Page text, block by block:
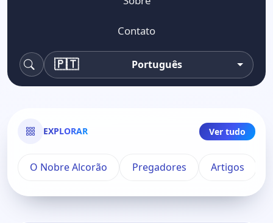
Contato
Pesquisa
🇵🇹 Português
EXPLORAR Ver tudo
O Nobre Alcorão Pregadores Artigos